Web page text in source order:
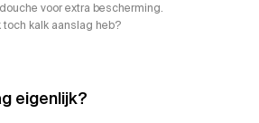
voor extra bescherming.
kalk aanslag heb?
eigenlijk?